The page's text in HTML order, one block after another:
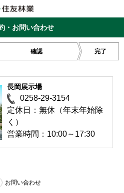
・お問い合わせ
確認 完了
長岡展示場
0258-29-3154
定休日：無休（年末年始除
く）
営業時間：10:00～17:30
お問い合わせ